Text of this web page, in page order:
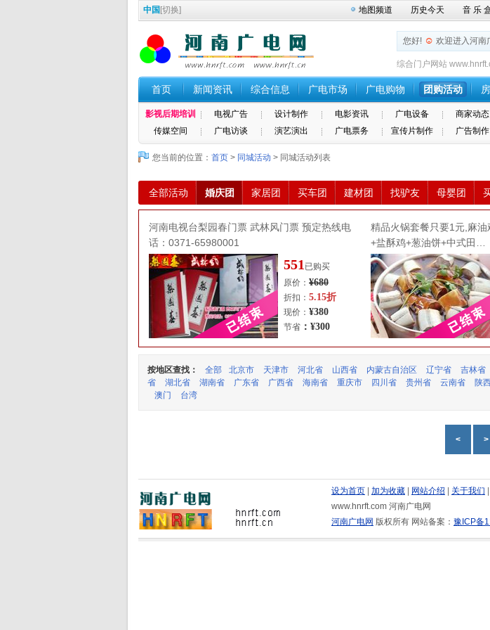
中国 [切换] 地图频道 历史今天 音 乐
您好! ☺ 欢迎进入河南
综合门户网站
首页 新闻资讯 综合信息 广电市场 广电购物 团购活动
影视后期培训 电视广告 设计制作 电影资讯 广电设备 商家动态
传媒空间
广电访谈 演艺演出 广电票务 宣传片制作 广告制作
您当前的位置： 首页 > 同城活动 > 同城活动列表
全部活动 婚庆团 家居团 买车团 建材团 找驴友 母婴团
河南电视台梨园春门票 武林风门票 预定热线电
话：0371-65980001
551 已购买
原价： ¥680
折扣： 5.15折
现价： ¥380
节省 ：¥300
精品火锅套餐只要1元,麻
+盐酥鸡+葱油饼+中式田…
按地区查找： 全部 北京市 天津市 河北省 山西省 内蒙古自治区 辽宁省 吉林省
省
湖北省 湖南省 广东省 广西省 海南省 重庆市 四川省 贵州省 云南省 陕
澳门
台湾
< >
设为首页 加为收藏 网站介绍 关于我们
www.hnrft.com 河南广电网
河南广电网 版权所有 网站备案： 豫ICP备